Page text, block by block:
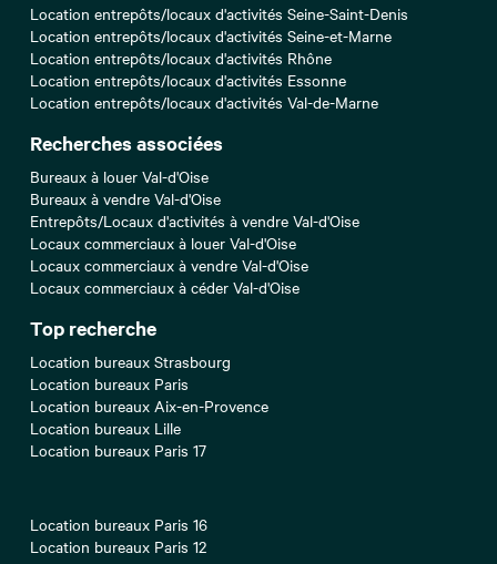
Location entrepôts/locaux d'activités Seine-Saint-Denis
Location entrepôts/locaux d'activités Seine-et-Marne
Location entrepôts/locaux d'activités Rhône
Location entrepôts/locaux d'activités Essonne
Location entrepôts/locaux d'activités Val-de-Marne
Recherches associées
Bureaux à louer Val-d'Oise
Bureaux à vendre Val-d'Oise
Entrepôts/Locaux d'activités à vendre Val-d'Oise
Locaux commerciaux à louer Val-d'Oise
Locaux commerciaux à vendre Val-d'Oise
Locaux commerciaux à céder Val-d'Oise
Top recherche
Location bureaux Strasbourg
Location bureaux Paris
Location bureaux Aix-en-Provence
Location bureaux Lille
Location bureaux Paris 17
Location bureaux Paris 16
Location bureaux Paris 12